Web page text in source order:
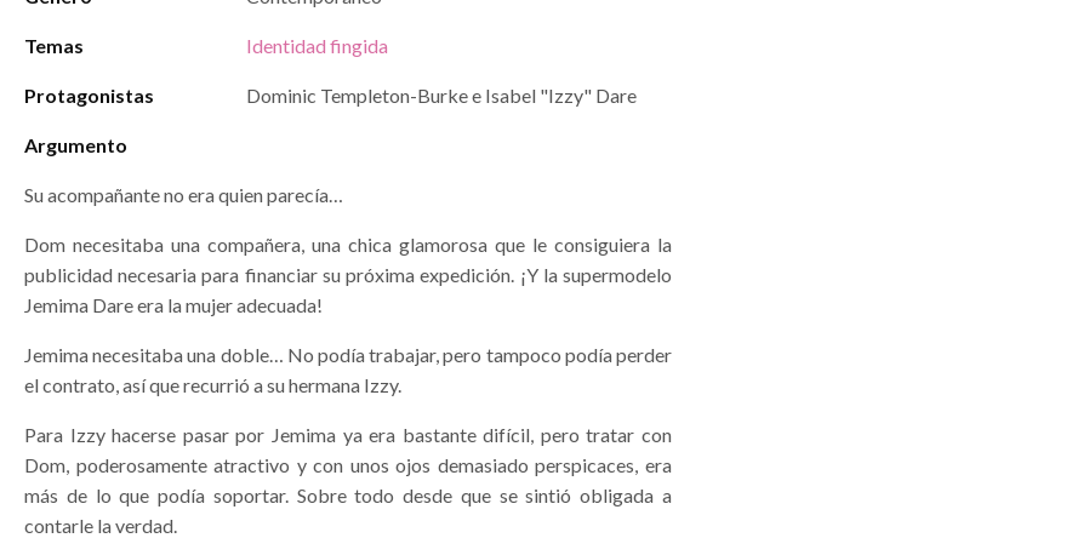
Temas Identidad fingida
Protagonistas Dominic Templeton-Burke e Isabel "Izzy" Dare
Argumento
Su acompañante no era quien parecía…
Dom necesitaba una compañera, una chica glamorosa que le consiguiera la
publicidad necesaria para financiar su próxima expedición. ¡Y la supermodelo
Jemima Dare era la mujer adecuada!
Jemima necesitaba una doble… No podía trabajar, pero tampoco podía perder
el contrato, así que recurrió a su hermana Izzy.
Para Izzy hacerse pasar por Jemima ya era bastante difícil, pero tratar con
Dom, poderosamente atractivo y con unos ojos demasiado perspicaces, era
más de lo que podía soportar. Sobre todo desde que se sintió obligada a
contarle la verdad.